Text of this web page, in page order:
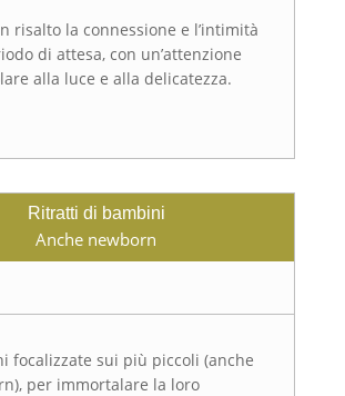
risalto la connessione e l’intimità
di attesa, con un’attenzione
alla luce e alla delicatezza.
Ritratti di bambini
Anche newborn
focalizzate sui più piccoli (anche
per immortalare la loro